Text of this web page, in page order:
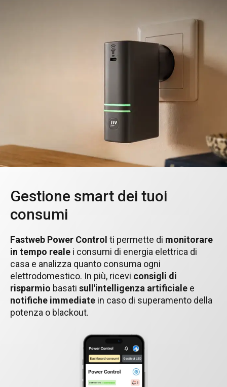
Gestione smart dei tuoi
consumi
Fastweb Power Control ti permette di monitorare
in tempo reale i consumi di energia elettrica di
casa e analizza quanto consuma ogni
elettrodomestico. In più, ricevi consigli di
risparmio basati sull'intelligenza artificiale e
notifiche immediate in caso di superamento della
potenza o blackout.